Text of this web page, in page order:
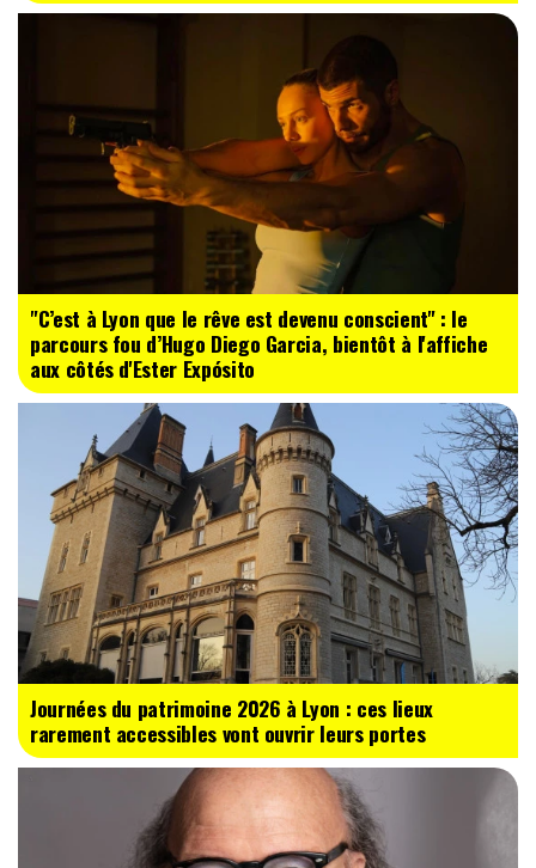
"C’est à Lyon que le rêve est devenu conscient" : le
parcours fou d’Hugo Diego Garcia, bientôt à l'affiche
aux côtés d'Ester Expósito
Journées du patrimoine 2026 à Lyon : ces lieux
rarement accessibles vont ouvrir leurs portes